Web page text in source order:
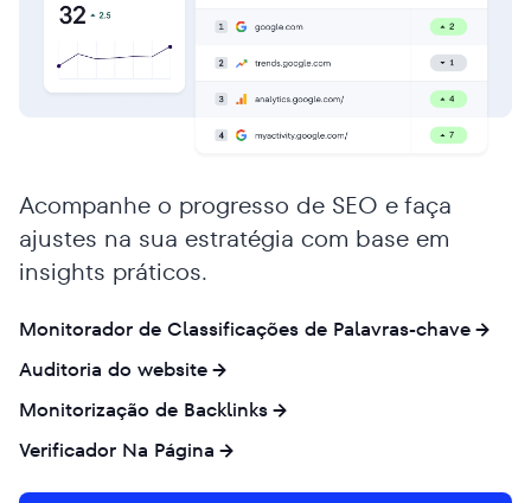
Acompanhe o progresso de SEO e faça
ajustes na sua estratégia com base em
insights práticos.
Monitorador de Classificações de Palavras-chave
Auditoria do website
Monitorização de Backlinks
Verificador Na Página